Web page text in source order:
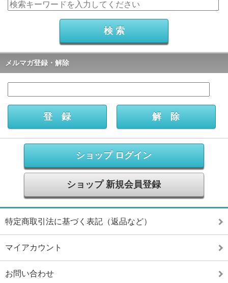
メルマガ登録・解除
ショップ ログイン
ショップ 新規会員登録
特定商取引法に基づく表記（返品など）
マイアカウント
お問い合わせ